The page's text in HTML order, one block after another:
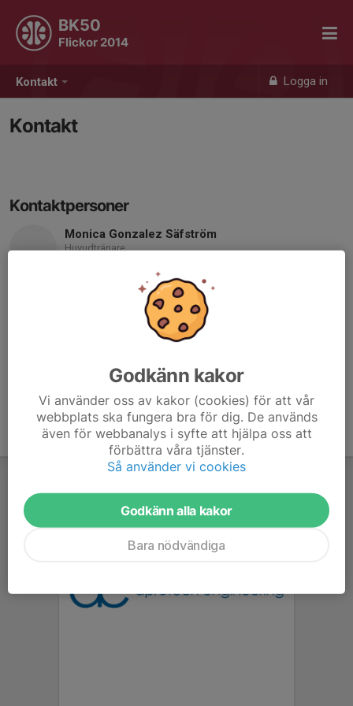
Kontakt Logga in
BK50
Flickor 2014
Kontakt
Kontaktpersoner
Monica Gonzalez Säfström
Huvudtränare
Mobil visas bara för inloggade
E-post visas bara för inloggade
Godkänn kakor
Vi använder oss av kakor (cookies) för att vår
webbplats ska fungera bra för dig. De används
även för webbanalys i syfte att hjälpa oss att
förbättra våra tjänster.
Så använder vi cookies
Godkänn alla kakor
Bara nödvändiga